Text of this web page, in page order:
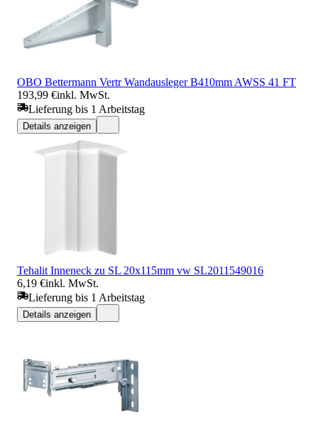
OBO Bettermann Vertr Wandausleger B410mm AWSS 41 FT
193,99 €inkl. MwSt.
Lieferung bis 1 Arbeitstag
Details anzeigen
Tehalit Inneneck zu SL 20x115mm vw SL2011549016
6,19 €inkl. MwSt.
Lieferung bis 1 Arbeitstag
Details anzeigen